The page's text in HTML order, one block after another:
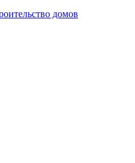
домов